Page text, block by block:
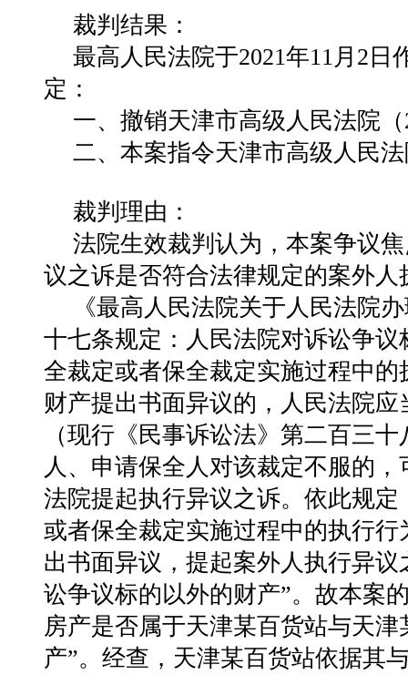
裁判结果：
最⾼⼈民法院于2021年11⽉2⽇
定：
⼀、撤销天津市⾼级⼈民法院（
⼆、本案指令天津市⾼级⼈民
裁判理由：
法院⽣效裁判认为，本案争议
议之诉是否符合法律规定的案外
《最⾼⼈民法院关于⼈民法院
⼗七条规定：⼈民法院对诉讼争
全裁定或者保全裁定实施过程中的
财产提出书⾯异议的，⼈民法院应
（现⾏《民事诉讼法》第⼆百三
⼈、申请保全⼈对该裁定不服的，
法院提起执⾏异议之诉。依此规定
或者保全裁定实施过程中的执⾏⾏
出书⾯异议，提起案外⼈执⾏异
讼争议标的以外的财产”。故本案
房产是否属于天津某百货站与天津
产”。经查，天津某百货站依据其